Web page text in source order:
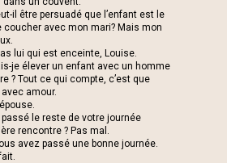
il être persuadé que l’enfant est le
coucher avec mon mari? Mais mon
lui qui est enceinte, Louise.
je élever un enfant avec un homme
? Tout ce qui compte, c’est que
amour.
passé le reste de votre journée
rencontre ? Pas mal.
avez passé une bonne journée.